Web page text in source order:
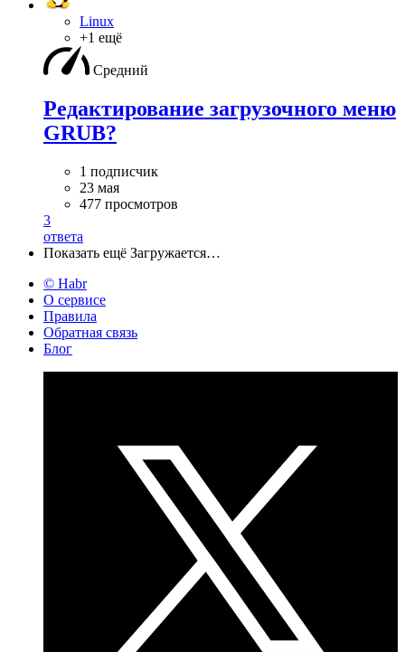
Linux
+1 ещё
Средний
Редактирование загрузочного меню
GRUB?
1 подписчик
23 мая
477 просмотров
3
ответа
Показать ещё Загружается…
© Habr
О сервисе
Правила
Обратная связь
Блог